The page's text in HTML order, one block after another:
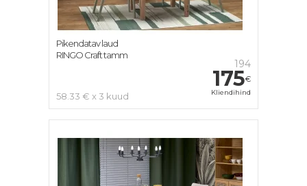
194
175€
Kliendihind
58.33 € x 3 kuud
Pikendatav laud
RINGO Craft tamm